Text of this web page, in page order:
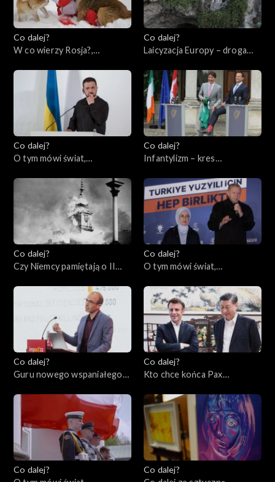
Co dalej?
W co wierzy Rosja?,
Co dalej?
Laicyzacja Europy – droga
Co dalej?
O tym mówi świat,
Co dalej?
Infantylizm – kres
obywatelskiego, 18.05.2023
Co dalej?
Czy Niemcy pamiętają o II
16.05.2023
Co dalej?
O tym mówi świat,
Co dalej?
Guru nowego wspaniałego
człowieczeństwa?,
Co dalej?
Kto chce końca Pax
09.05.2023
Co dalej?
Co dalej?